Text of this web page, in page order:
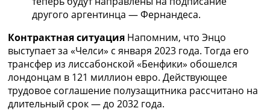
Украина. Первая Лига
Лига Чемпионов. Таблицы групп
Англия. Премьер-Лига
Испания. Ла Лига
Все таблицы >>>
Рейтинги
Рейтинг стран УЕФА
Рейтинг клубов УЕФА
другого аргентинца — Фернандеса.
Контрактная ситуация Напомним, что Энцо
выступает за «Челси» с января 2023 года. Тогда его
трансфер из лиссабонской «Бенфики» обошелся
лондонцам в 121 миллион евро. Действующее
трудовое соглашение полузащитника рассчитано на
длительный срок — до 2032 года.